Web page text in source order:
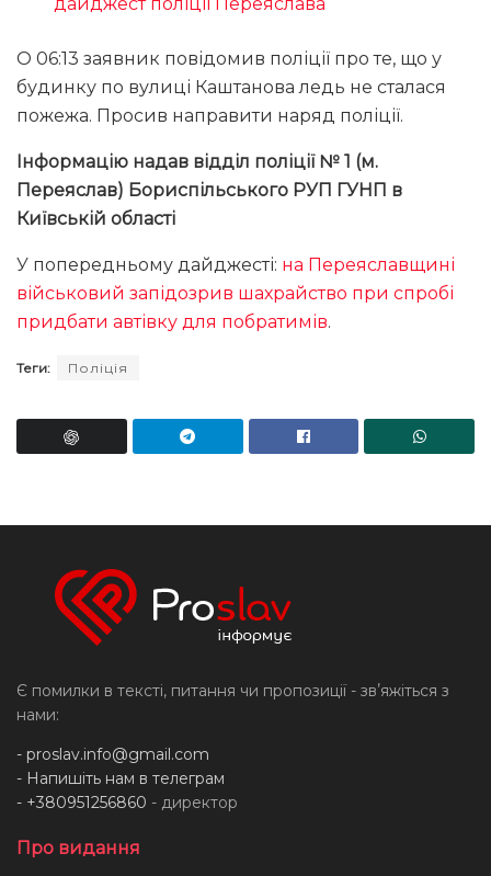
дайджест поліції Переяслава
О 06:13 заявник повідомив поліції про те, що у
будинку по вулиці Каштанова ледь не сталася
пожежа. Просив направити наряд поліції.
Інформацію надав відділ поліції № 1 (м.
Переяслав) Бориспільського РУП ГУНП в
Київській області
У попередньому дайджесті: на Переяславщині
військовий запідозрив шахрайство при спробі
придбати автівку для побратимів.
Теги: Поліція
Є помилки в тексті, питання чи пропозиції - звʼяжіться з
нами:
- proslav.info@gmail.com
- Напишіть нам в телеграм
- +380951256860 - директор
Про видання